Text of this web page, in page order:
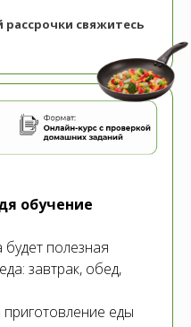
рассрочки свяжитесь
обучение
полезная
завтрак, обед,
приготовление еды